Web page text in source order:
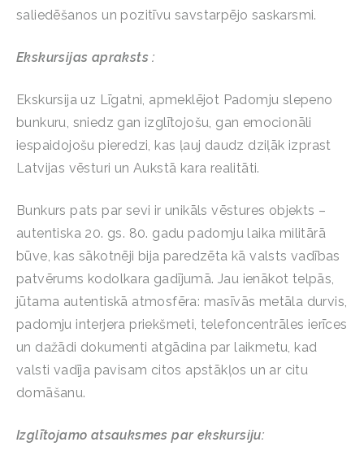
saliedēšanos un pozitīvu savstarpējo saskarsmi.
Ekskursijas apraksts :
Ekskursija uz Līgatni, apmeklējot Padomju slepeno
bunkuru, sniedz gan izglītojošu, gan emocionāli
iespaidojošu pieredzi, kas ļauj daudz dziļāk izprast
Latvijas vēsturi un Aukstā kara realitāti.
Bunkurs pats par sevi ir unikāls vēstures objekts –
autentiska 20. gs. 80. gadu padomju laika militārā
būve, kas sākotnēji bija paredzēta kā valsts vadības
patvērums kodolkara gadījumā. Jau ienākot telpās,
jūtama autentiskā atmosfēra: masīvās metāla durvis,
padomju interjera priekšmeti, telefoncentrāles ierīces
un dažādi dokumenti atgādina par laikmetu, kad
valsti vadīja pavisam citos apstākļos un ar citu
domāšanu.
Izglītojamo atsauksmes par ekskursiju: